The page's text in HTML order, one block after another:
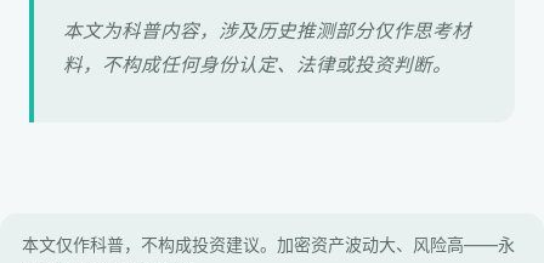
本文为科普内容，涉及历史推测部分仅作思考材
料，不构成任何身份认定、法律或投资判断。
本文仅作科普，不构成投资建议。加密资产波动大、风险高——永